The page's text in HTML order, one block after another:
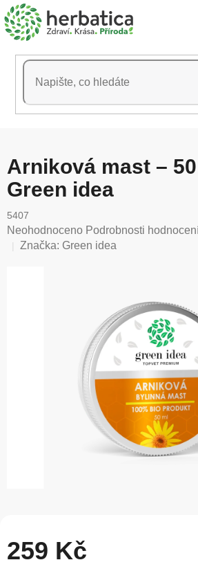
Přejít
na
obsah
Arniková mast –
Green idea
5407
Průměrné
hodnocení
Neohodnoceno Podrobnosti
Značka: Green idea
259 Kč